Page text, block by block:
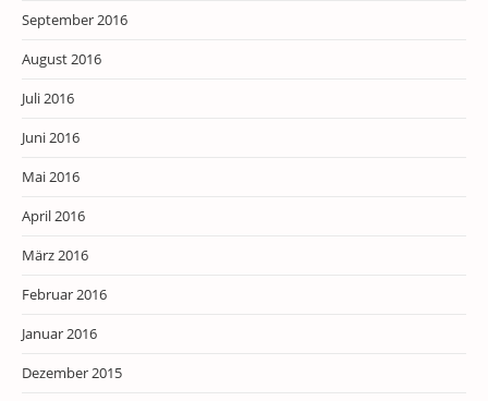
September 2016
August 2016
Juli 2016
Juni 2016
Mai 2016
April 2016
März 2016
Februar 2016
Januar 2016
Dezember 2015